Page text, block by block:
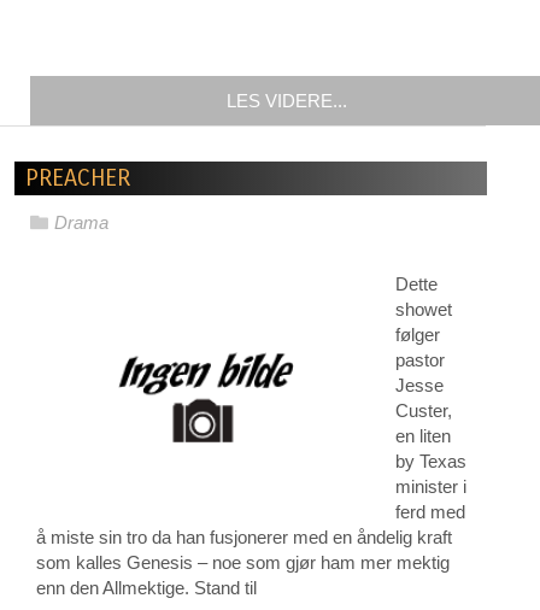
LES VIDERE...
PREACHER
Drama
Dette
showet
følger
pastor
Jesse
Custer,
en liten
by Texas
minister i
ferd med
å miste sin tro da han fusjonerer med en åndelig kraft
som kalles Genesis – noe som gjør ham mer mektig
enn den Allmektige. Stand til